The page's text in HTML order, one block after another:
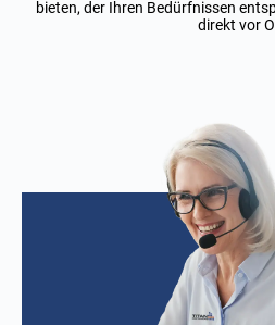
bieten, der Ihren Bedürfnissen
direkt vor